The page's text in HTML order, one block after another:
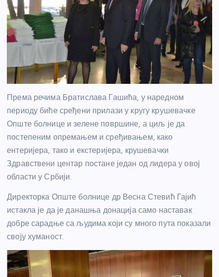
Према речима Братислава Гашића, у наредном
периоду биће сређени прилази у кругу крушевачке
Опште болнице и зелене површине, а циљ је да
постепеним опремањем и сређивањем, како
ентеријера, тако и екстеријера, крушевачки
Здравствени центар постане један од лидера у овој
области у Србији.
Директорка Опште болнице др Весна Стевић Гајић
истакла је да је данашња донација само наставак
добре сарадње са људима који су много пута показали
своју хуманост.